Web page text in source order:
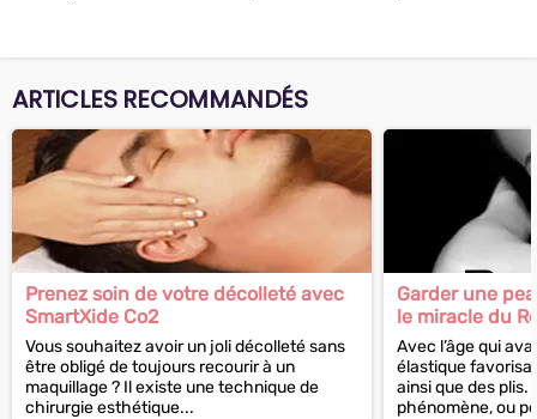
ARTICLES RECOMMANDÉS
Prenez soin de votre décolleté avec
SmartXide Co2
Vous souhaitez avoir un joli décolleté sans
être obligé de toujours recourir à un
maquillage ? Il existe une technique de
chirurgie esthétique...
Garder une
le miracle du
Avec l’âge qui
élastique
ainsi que des plis.
phénomène, ou